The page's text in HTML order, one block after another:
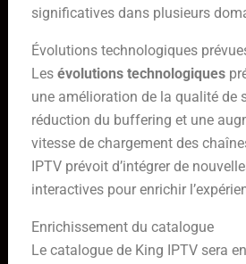
significatives dans plusieurs
Évolutions technologiques
Les évolutions technologiques
une amélioration de la qualité de
réduction du buffering et une
vitesse de chargement des
IPTV prévoit d’intégrer de
interactives pour enrichir
Enrichissement du catalogue
Le catalogue de King IPTV sera